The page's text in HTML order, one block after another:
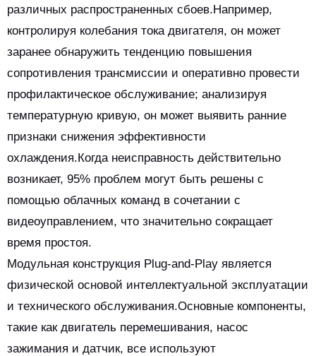
различных распространенных сбоев.Например,
контролируя колебания тока двигателя, он может
заранее обнаружить тенденцию повышения
сопротивления трансмиссии и оперативно провести
профилактическое обслуживание; анализируя
температурную кривую, он может выявить ранние
признаки снижения эффективности
охлаждения.Когда неисправность действительно
возникает, 95% проблем могут быть решены с
помощью облачных команд в сочетании с
видеоуправлением, что значительно сокращает
время простоя.
Модульная конструкция Plug-and-Play является
физической основой интеллектуальной эксплуатации
и технического обслуживания.Основные компоненты,
такие как двигатель перемешивания, насос
зажимания и датчик, все используют